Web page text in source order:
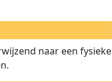
naar een fysieke